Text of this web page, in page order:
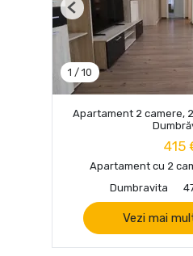
1 / 10
Previous
Apartament 2 camere,
415
Apartament cu 2
Dumbravita
Vezi mai